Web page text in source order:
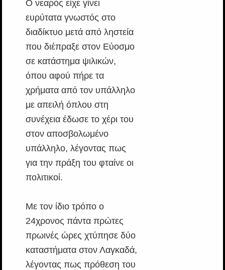
Ο νεαρός είχε γίνει
ευρύτατα γνωστός στο
διαδίκτυο μετά από ληστεία
που διέπραξε στον Εύοσμο
σε κατάστημα ψιλικών,
όπου αφού πήρε τα
χρήματα από τον υπάλληλο
με απειλή όπλου στη
συνέχεια έδωσε το χέρι του
στον αποσβολωμένο
υπάλληλο, λέγοντας πως
για την πράξη του φταίνε οι
πολιτικοί.
Με τον ίδιο τρόπο ο
24χρονος πάντα πρώτες
πρωινές ώρες χτύπησε δύο
καταστήματα στον Λαγκαδά,
λέγοντας πως πρόθεση του